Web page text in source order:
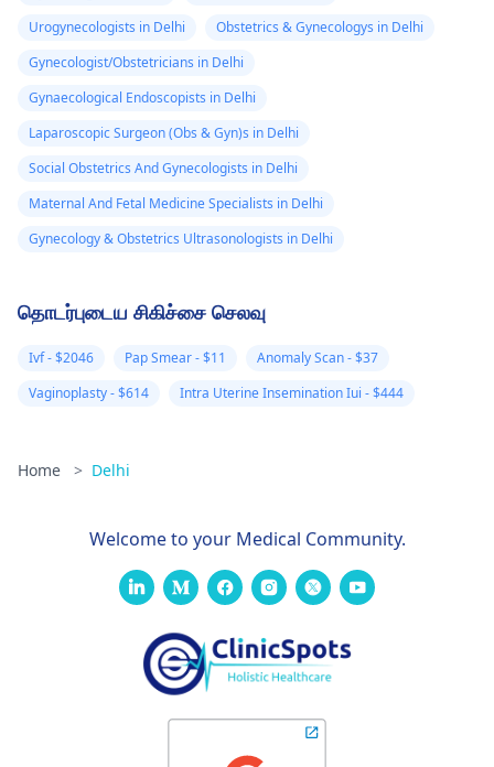
Urogynecologists in Delhi
Obstetrics & Gynecologys in Delhi
Gynecologist/Obstetricians in Delhi
Gynaecological Endoscopists in Delhi
Laparoscopic Surgeon (Obs & Gyn)s in Delhi
Social Obstetrics And Gynecologists in Delhi
Maternal And Fetal Medicine Specialists in Delhi
Gynecology & Obstetrics Ultrasonologists in Delhi
தொடர்புடைய சிகிச்சை செலவு
Ivf - $2046 Pap Smear - $11
Anomaly Scan - $37
Vaginoplasty - $614
Intra Uterine Insemination Iui - $444
Home > Delhi
Welcome to your Medical Community.